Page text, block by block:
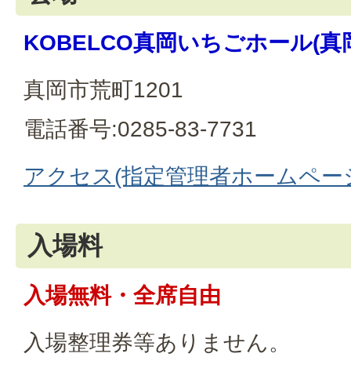
KOBELCO真岡いちごホール(真
真岡市荒町1201
電話番号:0285-83-7731
アクセス(指定管理者ホームペー
入場料
入場無料・全席自由
入場整理券等ありません。